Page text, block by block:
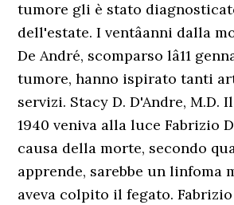
tumore gli è stato
dell'estate. I ventâanni dalla
De André, scomparso lâ11
tumore, hanno ispirato tanti
servizi. Stacy D. D'Andre, M.D.
1940 veniva alla luce Fabrizio
causa della morte, secondo
apprende, sarebbe un linfoma
aveva colpito il fegato. Fabrizio